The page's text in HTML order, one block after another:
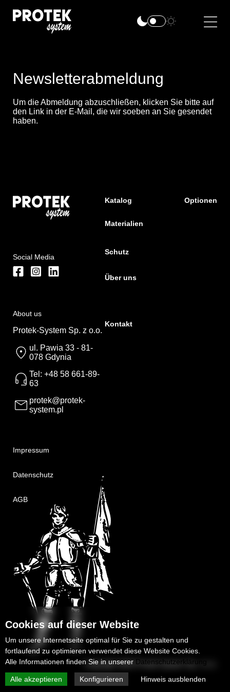
Newsletterabmeldung
Um die Abmeldung abzuschließen, klicken Sie bitte auf
den Link in der E-Mail, die wir soeben an Sie gesendet
haben.
Social Media
About us
Protek-System Sp. z o.o.
ul. Pawia 33 - 81-
078 Gdynia
Tel: +48 58 661-89-
63
protek@protek-
system.pl
Impressum
Datenschutz
AGB
Katalog Optionen
Materialien
Schutz
Über uns
Kontakt
Copyright 2025Protek-System Sp. z o.o.
Cookies auf dieser Website
Um unsere Internetseite optimal für Sie zu gestalten und
fortlaufend zu optimieren verwendet diese Website Cookies.
Alle Informationen finden Sie in unserer Datenschutzerklärung
Alle akzeptieren Konfigurieren Hinweis ausblenden